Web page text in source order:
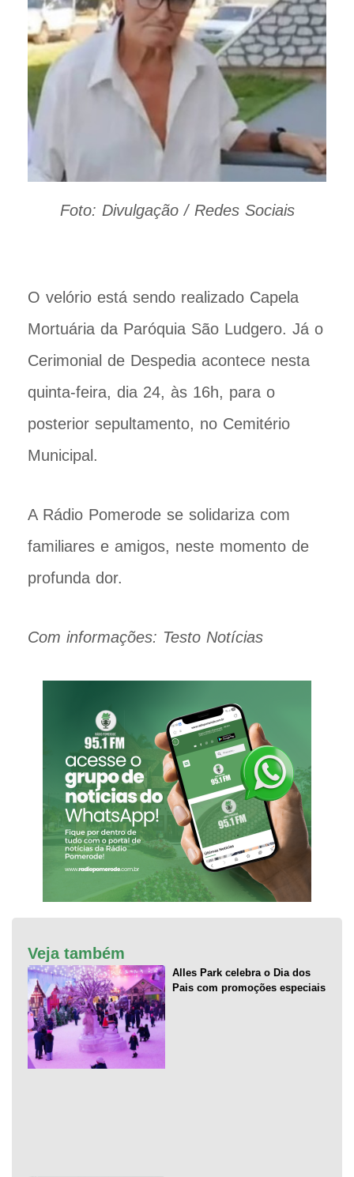
Foto: Divulgação / Redes Sociais
O velório está sendo realizado Capela
Mortuária da Paróquia São Ludgero. Já o
Cerimonial de Despedia acontece nesta
quinta-feira, dia 24, às 16h, para o
posterior sepultamento, no Cemitério
Municipal.
A Rádio Pomerode se solidariza com
familiares e amigos, neste momento de
profunda dor.
Com informações: Testo Notícias
Veja também
Alles Park celebra o Dia dos
Pais com promoções especiais